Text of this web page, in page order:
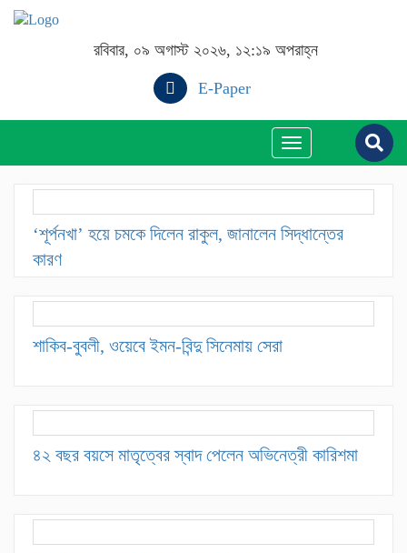
রবিবার, ০৯ অগাস্ট ২০২৬, ১২:১৯ অপরাহ্ন
E-Paper
Toggle
navigation
‘শূর্পনখা’ হয়ে চমকে দিলেন রাকুল, জানালেন সিদ্ধান্তের
কারণ
শাকিব-বুবলী, ওয়েবে ইমন-বিন্দু সিনেমায় সেরা
৪২ বছর বয়সে মাতৃত্বের স্বাদ পেলেন অভিনেত্রী কারিশমা